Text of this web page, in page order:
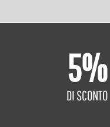
5%
DI SCONTO